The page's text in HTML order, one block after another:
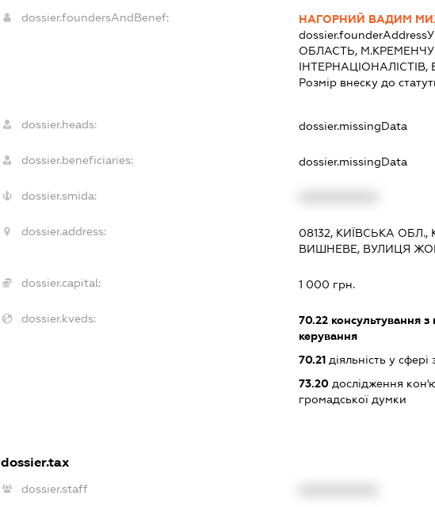
dossier.foundersAndBenef:
НАГОРНИЙ ВАДИМ
dossier.founderAddress
ОБЛАСТЬ,
ІНТЕРНАЦІОНАЛІСТІВ,
Розмір внеску до
dossier.heads: dossier.missingData
dossier.beneficiaries: dossier.missingData
dossier.smida:
dossier.address:
08132, КИЇВСЬКА
ВИШНЕВЕ, ВУЛИЦЯ
dossier.capital: 1 000 грн.
dossier.kveds: 70.22 консультування з
керування
70.21 діяльність у сфері
73.20 дослідження
громадської думки
dossier.tax
dossier.staff